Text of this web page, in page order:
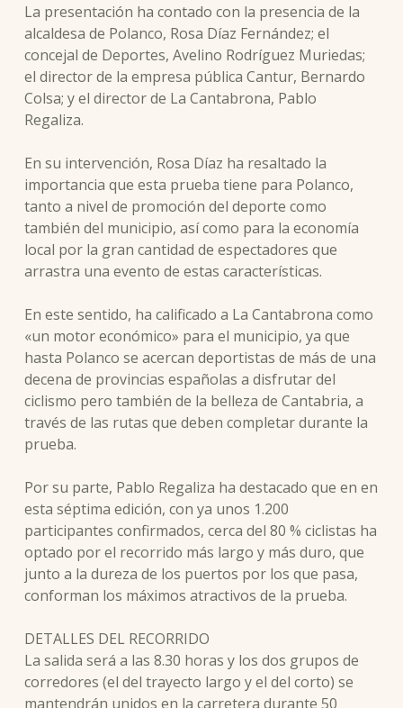
La presentación ha contado con la presencia de la
alcaldesa de Polanco, Rosa Díaz Fernández; el
concejal de Deportes, Avelino Rodríguez Muriedas;
el director de la empresa pública Cantur, Bernardo
Colsa; y el director de La Cantabrona, Pablo
Regaliza.
En su intervención, Rosa Díaz ha resaltado la
importancia que esta prueba tiene para Polanco,
tanto a nivel de promoción del deporte como
también del municipio, así como para la economía
local por la gran cantidad de espectadores que
arrastra una evento de estas características.
En este sentido, ha calificado a La Cantabrona como
«un motor económico» para el municipio, ya que
hasta Polanco se acercan deportistas de más de una
decena de provincias españolas a disfrutar del
ciclismo pero también de la belleza de Cantabria, a
través de las rutas que deben completar durante la
prueba.
Por su parte, Pablo Regaliza ha destacado que en en
esta séptima edición, con ya unos 1.200
participantes confirmados, cerca del 80 % ciclistas ha
optado por el recorrido más largo y más duro, que
junto a la dureza de los puertos por los que pasa,
conforman los máximos atractivos de la prueba.
DETALLES DEL RECORRIDO
La salida será a las 8.30 horas y los dos grupos de
corredores (el del trayecto largo y el del corto) se
mantendrán unidos en la carretera durante 50